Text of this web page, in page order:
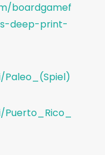
boardgamef
deep-print-
Paleo_(Spiel)